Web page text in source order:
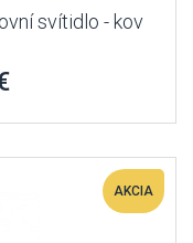
svítidlo - kov
AKCIA